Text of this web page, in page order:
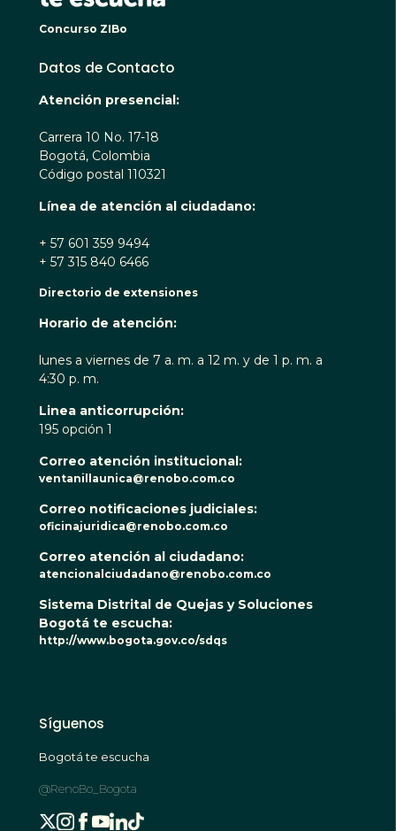
Concurso ZIBo
Datos de Contacto
Atención presencial:
Carrera 10 No. 17-18
Bogotá, Colombia
Código postal 110321
Línea de atención al ciudadano:
+ 57 601 359 9494
+ 57 315 840 6466
Directorio de extensiones
Horario de atención:
lunes a viernes de 7 a. m. a 12 m. y de 1 p. m. a
4:30 p. m.
Linea anticorrupción:
195 opción 1
Correo atención institucional:
ventanillaunica@renobo.com.co
Correo notificaciones judiciales:
oficinajuridica@renobo.com.co
Correo atención al ciudadano:
atencionalciudadano@renobo.com.co
Sistema Distrital de Quejas y Soluciones
Bogotá te escucha:
http://www.bogota.gov.co/sdqs
Síguenos
Bogotá te escucha
@RenoBo_Bogota